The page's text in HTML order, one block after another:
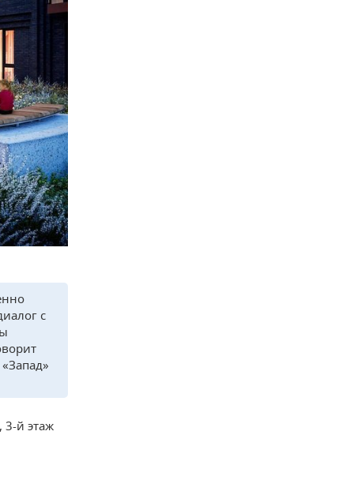
с
3-й этаж